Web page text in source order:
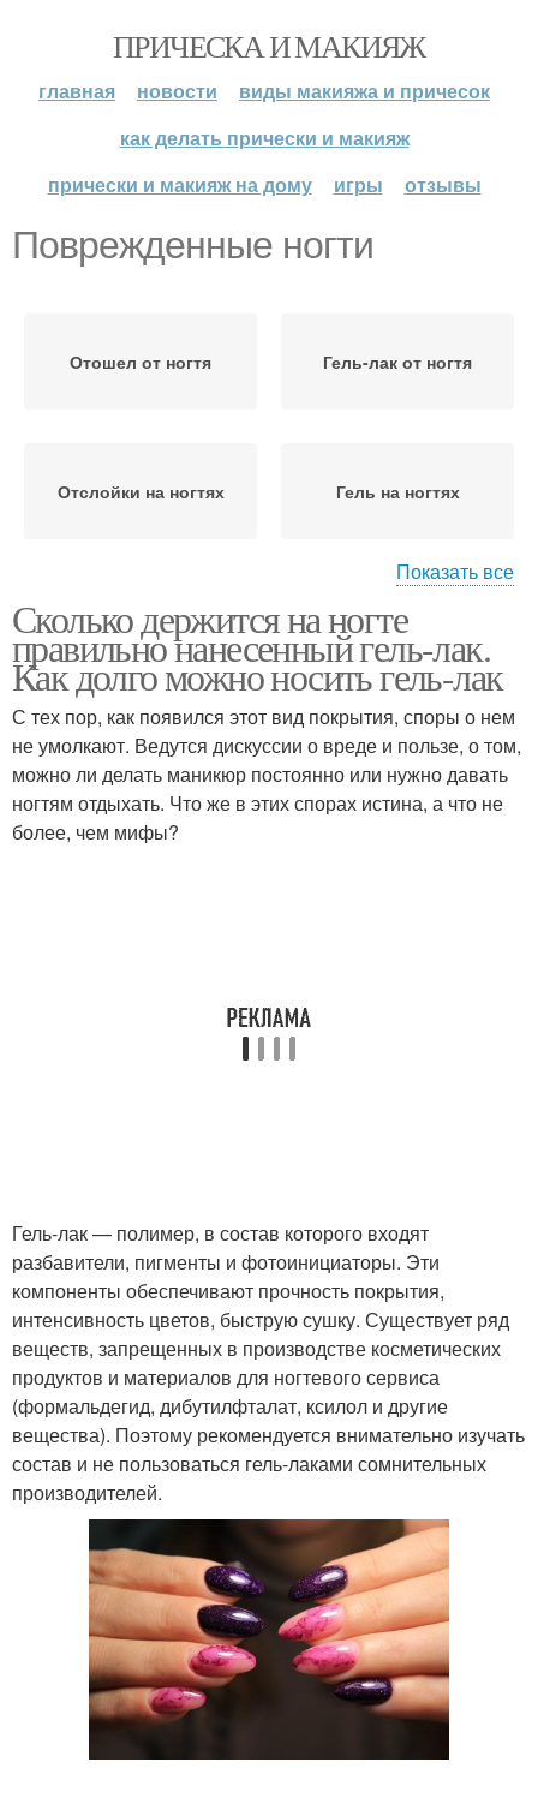
ПРИЧЕСКА И МАКИЯЖ
главная новости
виды макияжа и причесок
как делать прически и макияж
прически и макияж на дому
игры отзывы
Поврежденные ногти
Отошел от ногтя Гель-лак от ногтя
Отслойки на ногтях Гель на ногтях
Уход за ногтями База от ногтя
Пленка с ногтя Гель-лак с ногтей
Проблемы с ногтями
Показать все
Сколько держится на ногте
правильно нанесенный гель-лак.
Как долго можно носить гель-лак
С тех пор, как появился этот вид покрытия, споры о нем
не умолкают. Ведутся дискуссии о вреде и пользе, о том,
можно ли делать маникюр постоянно или нужно давать
ногтям отдыхать. Что же в этих спорах истина, а что не
более, чем мифы?
Гель-лак — полимер, в состав которого входят
разбавители, пигменты и фотоинициаторы. Эти
компоненты обеспечивают прочность покрытия,
интенсивность цветов, быструю сушку. Существует ряд
веществ, запрещенных в производстве косметических
продуктов и материалов для ногтевого сервиса
(формальдегид, дибутилфталат, ксилол и другие
вещества). Поэтому рекомендуется внимательно изучать
состав и не пользоваться гель-лаками сомнительных
производителей.